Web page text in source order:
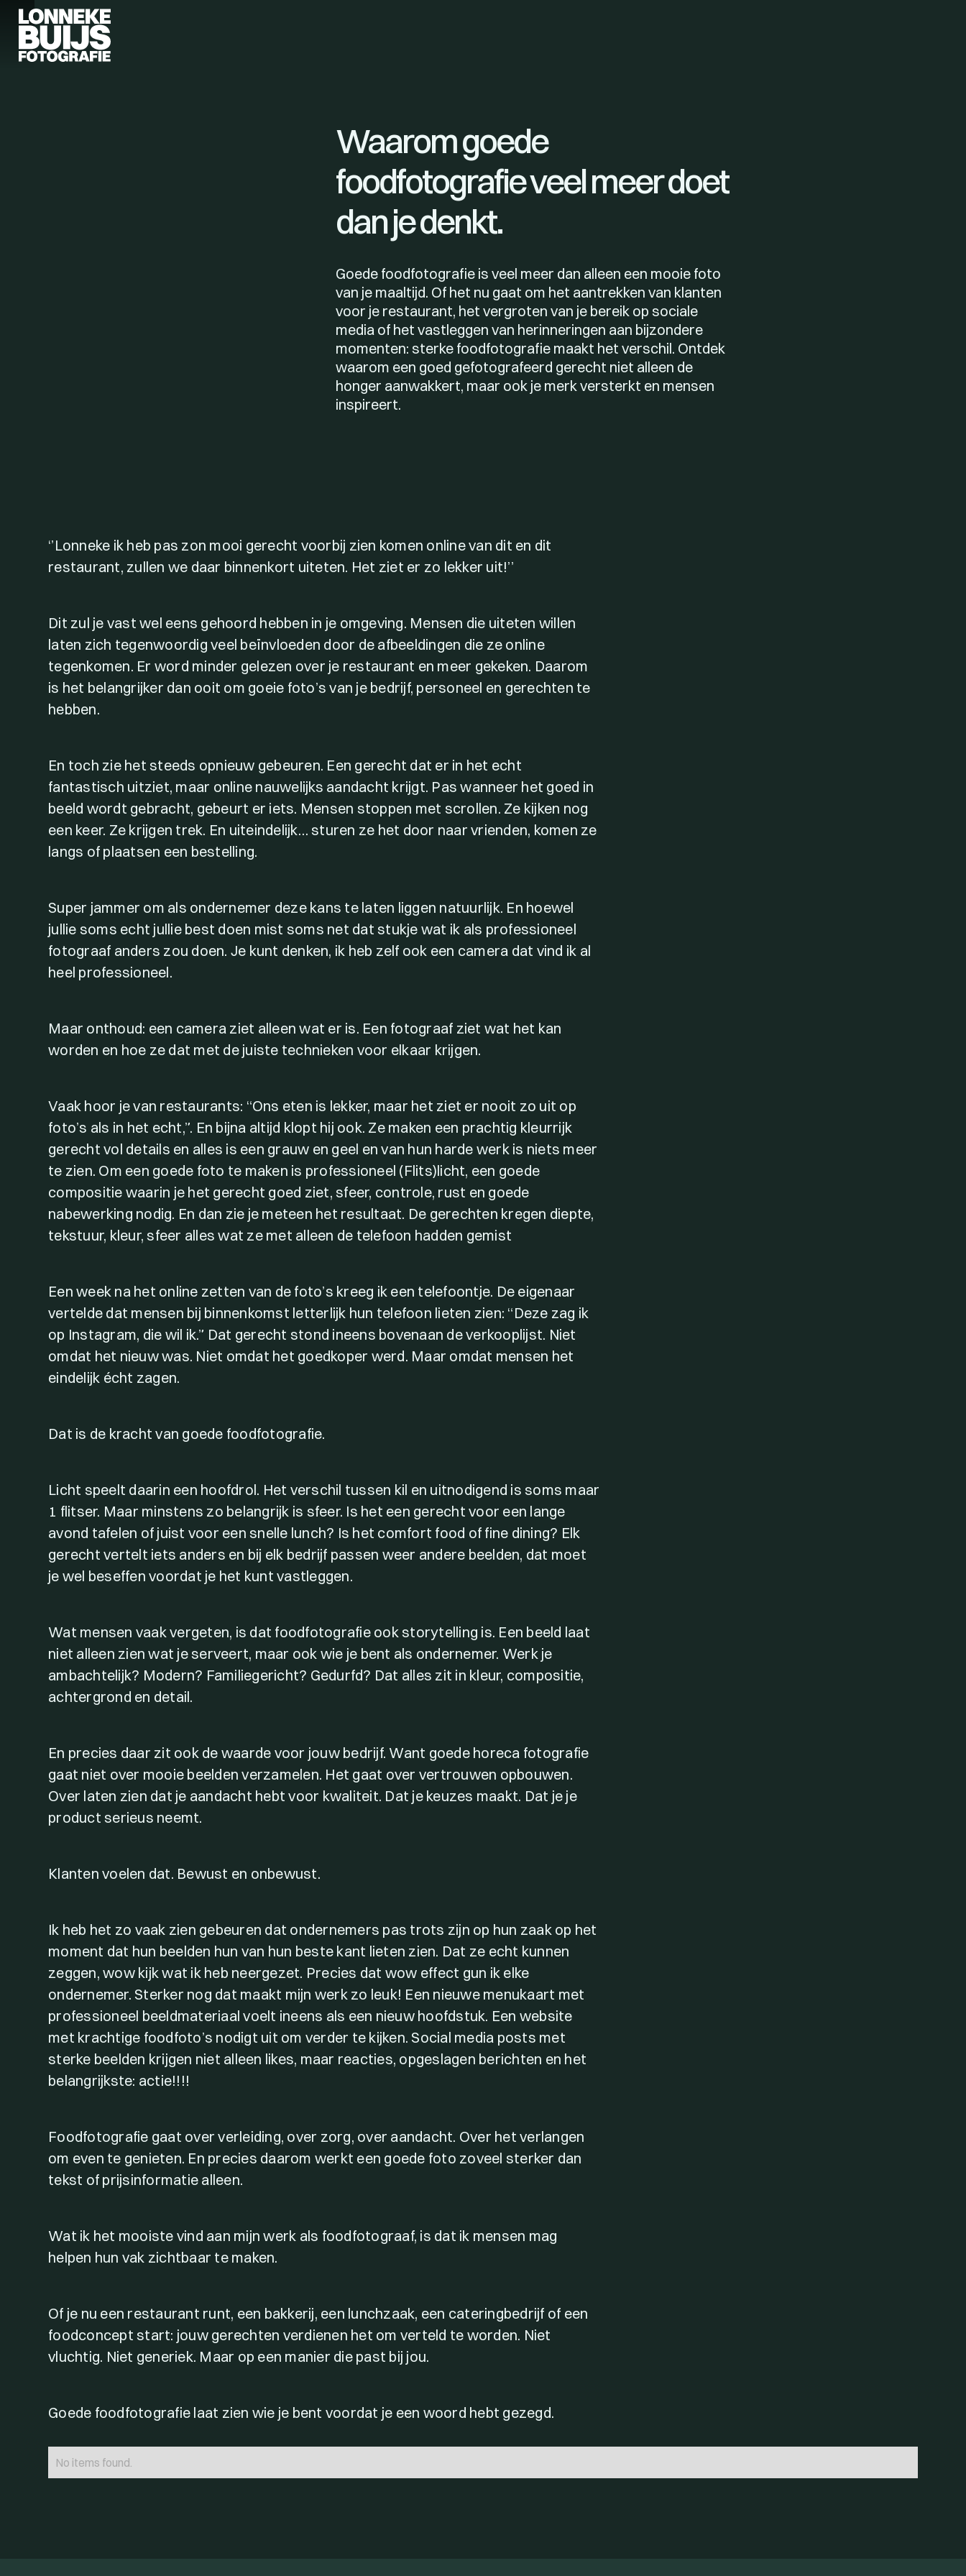
Waarom goede
foodfotografie veel meer doet
dan je denkt.
Goede foodfotografie is veel meer dan alleen een mooie foto
van je maaltijd. Of het nu gaat om het aantrekken van klanten
voor je restaurant, het vergroten van je bereik op sociale
media of het vastleggen van herinneringen aan bijzondere
momenten: sterke foodfotografie maakt het verschil. Ontdek
waarom een goed gefotografeerd gerecht niet alleen de
honger aanwakkert, maar ook je merk versterkt en mensen
inspireert.
‘’Lonneke ik heb pas zon mooi gerecht voorbij zien komen online van dit en dit
restaurant, zullen we daar binnenkort uiteten. Het ziet er zo lekker uit!’’
Dit zul je vast wel eens gehoord hebben in je omgeving. Mensen die uiteten willen
laten zich tegenwoordig veel beïnvloeden door de afbeeldingen die ze online
tegenkomen. Er word minder gelezen over je restaurant en meer gekeken. Daarom
is het belangrijker dan ooit om goeie foto’s van je bedrijf, personeel en gerechten te
hebben.
En toch zie het steeds opnieuw gebeuren. Een gerecht dat er in het echt
fantastisch uitziet, maar online nauwelijks aandacht krijgt. Pas wanneer het goed in
beeld wordt gebracht, gebeurt er iets. Mensen stoppen met scrollen. Ze kijken nog
een keer. Ze krijgen trek. En uiteindelijk… sturen ze het door naar vrienden, komen ze
langs of plaatsen een bestelling.
Super jammer om als ondernemer deze kans te laten liggen natuurlijk. En hoewel
jullie soms echt jullie best doen mist soms net dat stukje wat ik als professioneel
fotograaf anders zou doen. Je kunt denken, ik heb zelf ook een camera dat vind ik al
heel professioneel.
Maar onthoud: een camera ziet alleen wat er is. Een fotograaf ziet wat het kan
worden en hoe ze dat met de juiste technieken voor elkaar krijgen.
Vaak hoor je van restaurants: “Ons eten is lekker, maar het ziet er nooit zo uit op
foto’s als in het echt,”. En bijna altijd klopt hij ook. Ze maken een prachtig kleurrijk
gerecht vol details en alles is een grauw en geel en van hun harde werk is niets meer
te zien. Om een goede foto te maken is professioneel (Flits)licht, een goede
compositie waarin je het gerecht goed ziet, sfeer, controle, rust en goede
nabewerking nodig. En dan zie je meteen het resultaat. De gerechten kregen diepte,
tekstuur, kleur, sfeer alles wat ze met alleen de telefoon hadden gemist
Een week na het online zetten van de foto’s kreeg ik een telefoontje. De eigenaar
vertelde dat mensen bij binnenkomst letterlijk hun telefoon lieten zien: “Deze zag ik
op Instagram, die wil ik.” Dat gerecht stond ineens bovenaan de verkooplijst. Niet
omdat het nieuw was. Niet omdat het goedkoper werd. Maar omdat mensen het
eindelijk écht zagen.
Dat is de kracht van goede foodfotografie.
Licht speelt daarin een hoofdrol. Het verschil tussen kil en uitnodigend is soms maar
1 flitser. Maar minstens zo belangrijk is sfeer. Is het een gerecht voor een lange
avond tafelen of juist voor een snelle lunch? Is het comfort food of fine dining? Elk
gerecht vertelt iets anders en bij elk bedrijf passen weer andere beelden, dat moet
je wel beseffen voordat je het kunt vastleggen.
Wat mensen vaak vergeten, is dat foodfotografie ook storytelling is. Een beeld laat
niet alleen zien wat je serveert, maar ook wie je bent als ondernemer. Werk je
ambachtelijk? Modern? Familiegericht? Gedurfd? Dat alles zit in kleur, compositie,
achtergrond en detail.
En precies daar zit ook de waarde voor jouw bedrijf. Want goede horeca fotografie
gaat niet over mooie beelden verzamelen. Het gaat over vertrouwen opbouwen.
Over laten zien dat je aandacht hebt voor kwaliteit. Dat je keuzes maakt. Dat je je
product serieus neemt.
Klanten voelen dat. Bewust en onbewust.
Ik heb het zo vaak zien gebeuren dat ondernemers pas trots zijn op hun zaak op het
moment dat hun beelden hun van hun beste kant lieten zien. Dat ze echt kunnen
zeggen, wow kijk wat ik heb neergezet. Precies dat wow effect gun ik elke
ondernemer. Sterker nog dat maakt mijn werk zo leuk! Een nieuwe menukaart met
professioneel beeldmateriaal voelt ineens als een nieuw hoofdstuk. Een website
met krachtige foodfoto’s nodigt uit om verder te kijken. Social media posts met
sterke beelden krijgen niet alleen likes, maar reacties, opgeslagen berichten en het
belangrijkste: actie!!!!
Foodfotografie gaat over verleiding, over zorg, over aandacht. Over het verlangen
om even te genieten. En precies daarom werkt een goede foto zoveel sterker dan
tekst of prijsinformatie alleen.
Wat ik het mooiste vind aan mijn werk als foodfotograaf, is dat ik mensen mag
helpen hun vak zichtbaar te maken.
Of je nu een restaurant runt, een bakkerij, een lunchzaak, een cateringbedrijf of een
foodconcept start: jouw gerechten verdienen het om verteld te worden. Niet
vluchtig. Niet generiek. Maar op een manier die past bij jou.
Goede foodfotografie laat zien wie je bent voordat je een woord hebt gezegd.
No items found.